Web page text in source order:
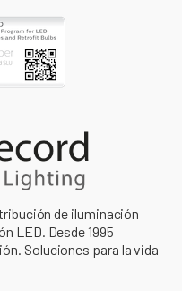
de iluminación
LED. Desde 1995
Soluciones para la vida